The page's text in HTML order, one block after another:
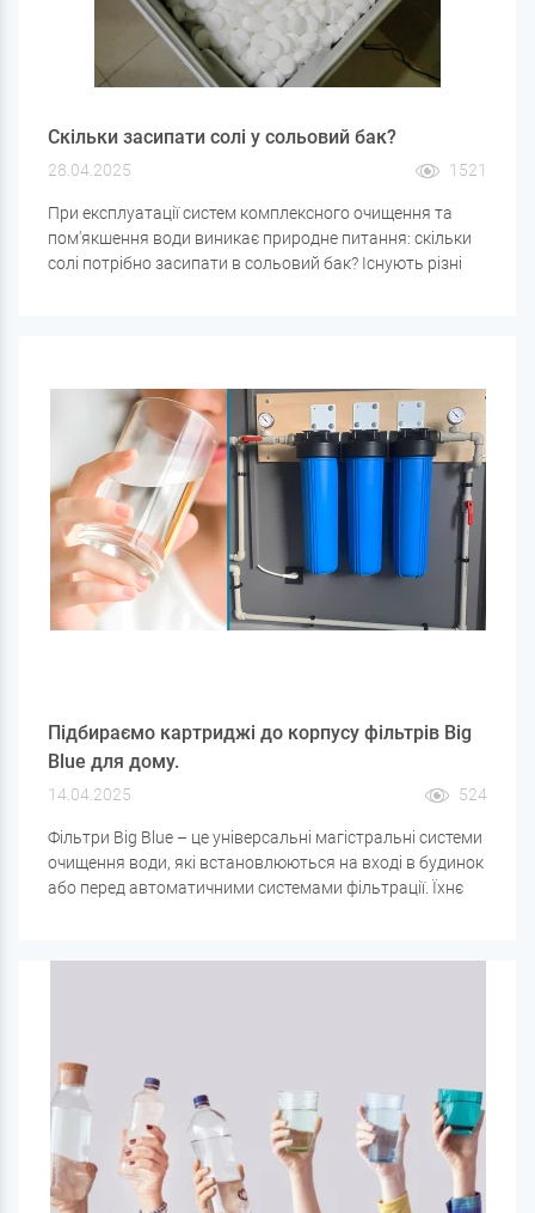
Скільки засипати солі у сольовий бак?
28.04.2025 1521
При експлуатації систем комплексного очищення та
пом'якшення води виникає природне питання: скільки
солі потрібно засипати в сольовий бак? Існують різні
Підбираємо картриджі до корпусу фільтрів Big
Blue для дому.
14.04.2025 524
Фільтри Big Blue – це універсальні магістральні системи
очищення води, які встановлюються на вході в будинок
або перед автоматичними системами фільтрації. Їхнє
що допомагає захистити побутову техніку та сантехніку,